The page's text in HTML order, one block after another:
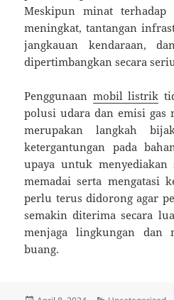
Meskipun minat
meningkat, tantangan
jangkauan kendaraan,
dipertimbangkan secara
Penggunaan mobil listrik
polusi udara dan emisi gas
merupakan langkah
ketergantungan pada
upaya untuk menyediakan
memadai serta mengatasi
perlu terus didorong agar
semakin diterima secara
menjaga lingkungan dan
buang.